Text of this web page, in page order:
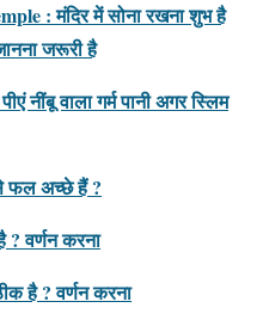
: मंदिर में सोना रखना शुभ है
जरूरी है
वाला गर्म पानी अगर स्लिम
फल अच्छे हैं ?
वर्णन करना
है ? वर्णन करना